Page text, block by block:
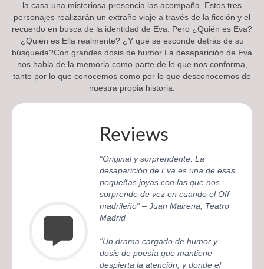
la casa una misteriosa presencia las acompaña. Estos tres
personajes realizarán un extraño viaje a través de la ficción y el
recuerdo en busca de la identidad de Eva. Pero ¿Quién es Eva?
¿Quién es Ella realmente? ¿Y qué se esconde detrás de su
búsqueda?Con grandes dosis de humor La desaparición de Eva
nos habla de la memoria como parte de lo que nos conforma,
tanto por lo que conocemos como por lo que desconocemos de
nuestra propia historia.
Reviews
“Original y sorprendente. La
desaparición de Eva es una de esas
pequeñas joyas con las que nos
sorprende de vez en cuando el Off
madrileño” – Juan Mairena, Teatro
Madrid
“Un drama cargado de humor y
dosis de poesía que mantiene
despierta la atención, y donde el